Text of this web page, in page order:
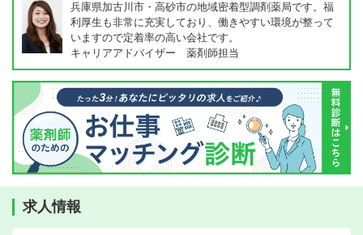
兵庫県加古川市・高砂市の地域密着型調剤薬局です。福
利厚生も非常に充実しており、働きやすい環境が整って
いますので定着率の高い会社です。
キャリアアドバイザー 薬剤師担当
求人情報